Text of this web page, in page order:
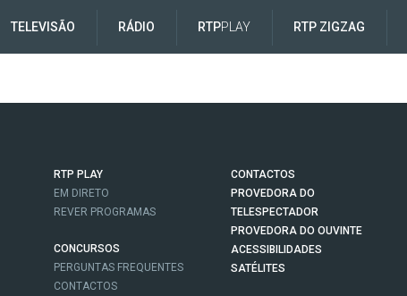
TELEVISÃO RÁDIO RTPPLAY RTP ZIGZAG
RTP PLAY
EM DIRETO
REVER PROGRAMAS
CONCURSOS
PERGUNTAS FREQUENTES
CONTACTOS
CONTACTOS
PROVEDORA DO
TELESPECTADOR
PROVEDORA DO OUVINTE
ACESSIBILIDADES
SATÉLITES